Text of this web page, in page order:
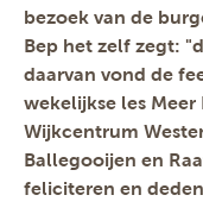
bezoek van de
Bep het zelf zegt:
daarvan vond de
wekelijkse les
Wijkcentrum
Ballegooijen en
feliciteren en